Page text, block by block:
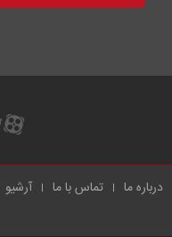
درباره ما تماس با ما آرشیو